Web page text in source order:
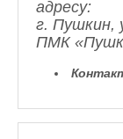
адресу:
г. Пушкин,
ПМК